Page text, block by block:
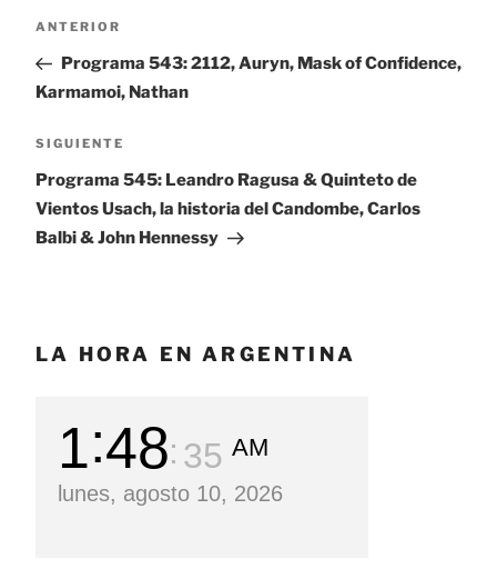
Navegación
entradas
Entrada
anterior:
ANTERIOR
Programa 543: 2112, Auryn, Mask of Confidence,
Karmamoi, Nathan
Siguiente
entrada
SIGUIENTE
Programa 545: Leandro Ragusa & Quinteto de
Vientos Usach, la historia del Candombe, Carlos
Balbi & John Hennessy
LA HORA EN ARGENTINA
1 48 36 AM
lunes, agosto 10, 2026